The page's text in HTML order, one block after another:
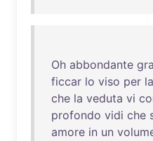
Oh abbondante
ficcar lo viso per la
che la veduta vi
profondo vidi che
amore in un